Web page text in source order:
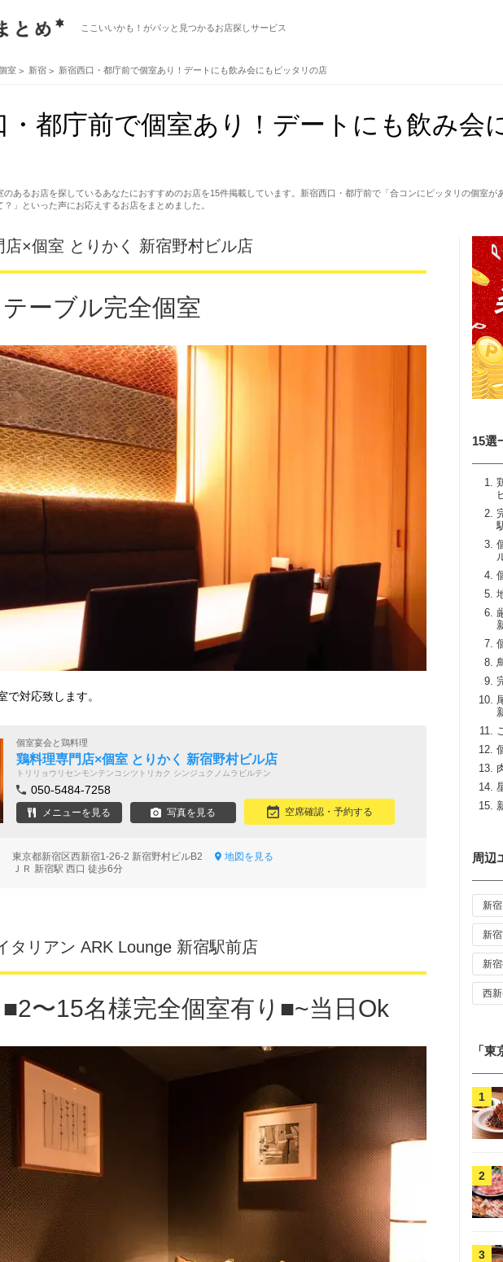
ここいいかも！がパッと見つかるお店探しサービス
室 新宿 新宿西口・都庁前で個室あり！デートにも飲み会にもピッタリの店
・都庁前で個室あり！デートにも飲み会
のあるお店を探しているあなたにおすすめのお店を15件掲載しています。新宿西口・都庁前で「合コンにピッタリの個室が
」といった声にお応えするお店をまとめました。
15選
店×個室 とりかく 新宿野村ビル店
テーブル完全個室
で対応致します。
個室宴会と鶏料理
鶏料理専門店×個室 とりかく 新宿野村ビル店
トリリョウリセンモンテンコシツトリカク シンジュクノムラビルテン
050-5484-7258
メニューを見る 写真を見る 空席確認・予約する
東京都新宿区西新宿1-26-2 新宿野村ビルB2
地図を見る
ＪＲ 新宿駅 西口 徒歩6分
タリアン ARK Lounge 新宿駅前店
■2〜15名様完全個室有り■~当日Ok
周辺
新宿
新
新
西
「